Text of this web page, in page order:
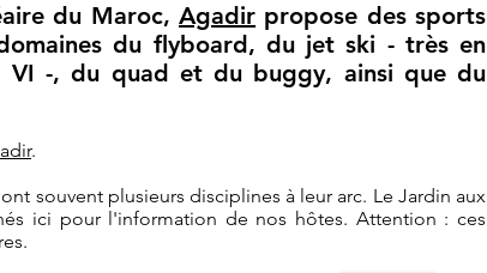
du Maroc,Agadir propose des sports
du flyboard, du jet ski - très en
VI -, du quad et du buggy, ainsi que du
.
souvent plusieurs disciplines à leur arc. Le Jardin aux
ici pour l'information de nos hôtes. Attention : ces